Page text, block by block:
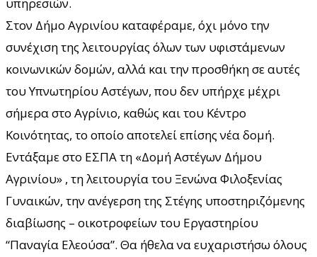
Στον Δήμο Αγρινίου καταφέραμε, όχι μόνο την
συνέχιση της λειτουργίας όλων των υφιστάμενων
κοινωνικών δομών, αλλά και την προσθήκη σε αυτές
του Υπνωτηρίου Αστέγων, που δεν υπήρχε μέχρι
σήμερα στο Αγρίνιο, καθώς και του Κέντρο
Κοινότητας, το οποίο αποτελεί επίσης νέα δομή.
Εντάξαμε στο ΕΣΠΑ τη «Δομή Αστέγων Δήμου
Αγρινίου» , τη λειτουργία του Ξενώνα Φιλοξενίας
Γυναικών, την ανέγερση της Στέγης υποστηριζόμενης
διαβίωσης – οικοτροφείων του Εργαστηρίου
“Παναγία Ελεούσα”. Θα ήθελα να ευχαριστήσω όλους